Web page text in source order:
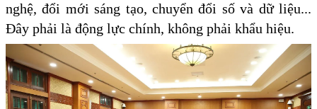
nghệ, đổi mới sáng tạo, chuyển đổi số và dữ liệu...
Đây phải là động lực chính, không phải khẩu hiệu.